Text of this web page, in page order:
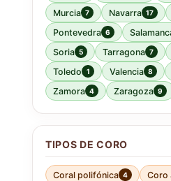
Murcia 7 Navarra 17
Pontevedra 6
Soria 5 Tarragona 7
Toledo 1 Valencia 8
Zamora 4 Zaragoza 9
TIPOS DE CORO
Coral polifónica 4 Coro